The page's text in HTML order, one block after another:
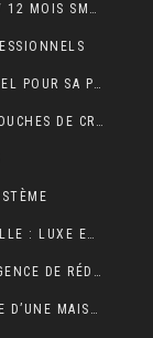
GUIDE COMPLET POUR UN ABONNEMENT IPTV 12 MOIS SMART TV
POURQUOI OPTER POUR UN ASSISTANT VIRTUEL POUR SA PME ET TPE : LA CLÉ D’UNE EFFICACITÉ DÉCUPLÉE
LE GUIDE COMPLET POUR UTILISER LES CARTOUCHES DE CRÈME AU PROTOXYDE D’AZOTE DE MANIÈRE SÛRE ET CRÉATIVE DANS LA CUISINE
RÉSERVATION VTC HAUT DE GAMME À MARSEILLE : LUXE ET CONFORT
POURQUOI CONFIER VOS CONTENUS À UNE AGENCE DE RÉDACTION ? LA CLÉ DU SUCCÈS EN LIGNE
COMBIEN COÛTE LA RÉNOVATION ÉLECTRIQUE D’UNE MAISON OU D’UN APPARTEMENT ?